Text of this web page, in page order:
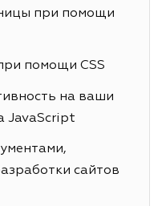
при помощи
помощи CSS
на ваши
JavaScript
сайтов